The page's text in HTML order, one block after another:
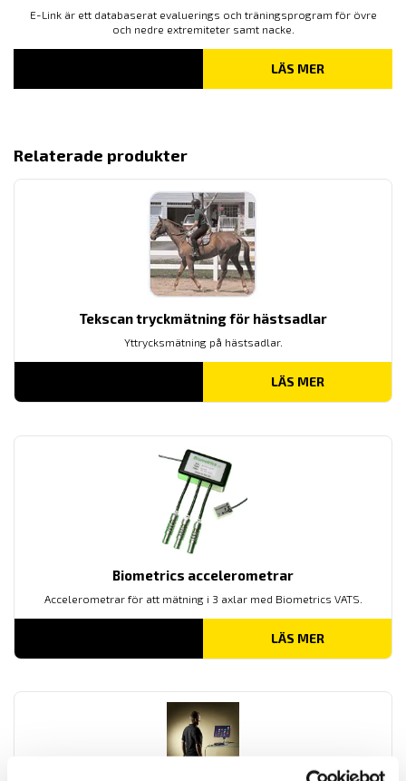
E-Link är ett databaserat evaluerings och träningsprogram för övre
och nedre extremiteter samt nacke.
LÄS MER
Relaterade produkter
Tekscan tryckmätning för hästsadlar
Yttrycksmätning på hästsadlar.
LÄS MER
Biometrics accelerometrar
Accelerometrar för att mätning i 3 axlar med Biometrics VATS.
LÄS MER